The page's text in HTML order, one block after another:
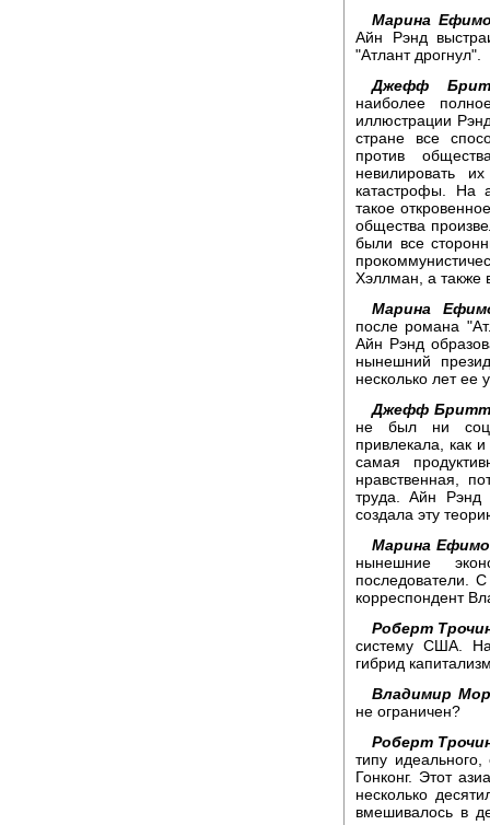
Марина
Айн Рэнд
"Атлант дрогнул".
Джефф
наиболее
иллюстрации
стране все
против
невилировать
катастрофы. На
такое
общества
были все
Хэллман, а также
Марина
после романа
Айн Рэнд
нынешний
несколько лет ее
Джефф
не был ни
привлекала, как
самая
нравственная,
труда. Айн Рэнд
создала эту
Марина
нынешние
последователи.
корреспондент
Роберт
систему США.
гибрид
Владимир
не ограничен?
Роберт
типу
Гонконг. Этот
несколько
вмешивалось в